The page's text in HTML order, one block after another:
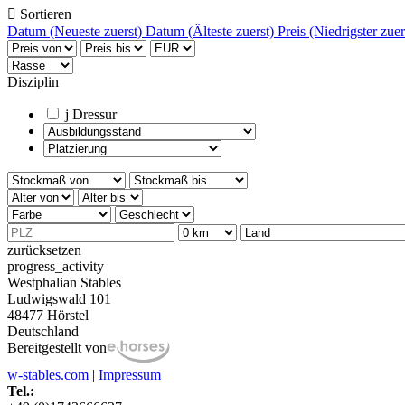
 Sortieren
Datum (Neueste zuerst) Datum (Älteste zuerst) Preis (Niedrigster
Disziplin
j Dressur
zurücksetzen
progress_activity
Westphalian Stables
Ludwigswald 101
48477 Hörstel
Deutschland
Bereitgestellt von
w-stables.com | Impressum
Tel.: